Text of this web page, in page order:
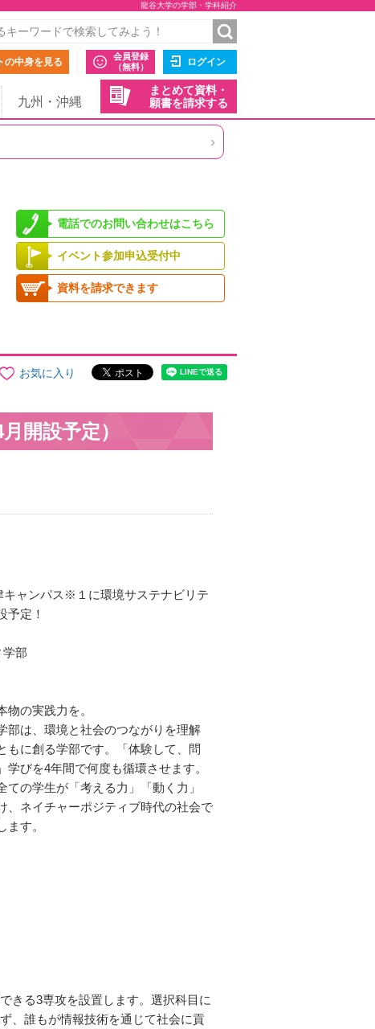
龍谷大学の学部・学科紹介
の中身を見る
会員登録
（無料）
ログイン
まとめて資料・
願書を請求する
九州・沖縄
›
電話でのお問い合わせはこちら
イベント参加申込受付中
資料を請求できます
お気に入り
開設予定）
キャンパス※１に環境サステナビリテ
予定！
学部
の実践力を。
部は、環境と社会のつながりを理解
もに創る学部です。「体験して、問
学びを4年間で何度も循環させます。
ての学生が「考える力」「動く力」
、ネイチャーポジティブ時代の社会で
す。
きる3専攻を設置します。選択科目に
、誰もが情報技術を通じて社会に貢